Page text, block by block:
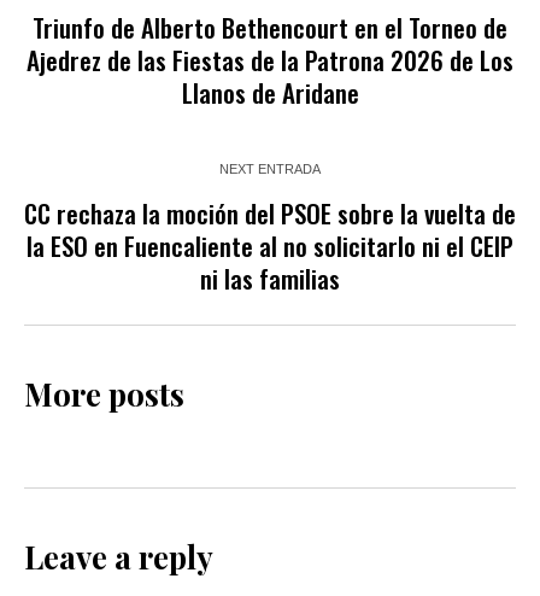
Triunfo de Alberto Bethencourt en el Torneo de
Ajedrez de las Fiestas de la Patrona 2026 de Los
Llanos de Aridane
NEXT ENTRADA
CC rechaza la moción del PSOE sobre la vuelta de
la ESO en Fuencaliente al no solicitarlo ni el CEIP
ni las familias
More posts
Leave a reply